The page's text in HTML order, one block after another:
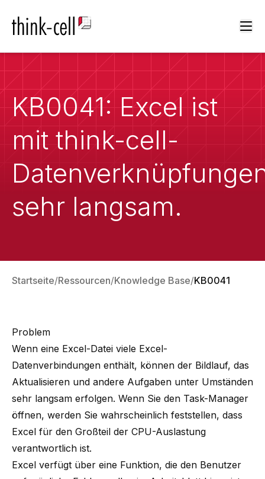
KB0041: Excel ist
mit think-cell-
sehr langsam.
Startseite Ressourcen Knowledge Base KB0041
Problem
Wenn eine Excel-Datei viele Excel-
Datenverbindungen enthält, können der Bildlauf, das
Aktualisieren und andere Aufgaben unter Umständen
sehr langsam erfolgen. Wenn Sie den Task-Manager
öffnen, werden Sie wahrscheinlich feststellen, dass
Excel für den Großteil der CPU-Auslastung
verantwortlich ist.
Excel verfügt über eine Funktion, die den Benutzer